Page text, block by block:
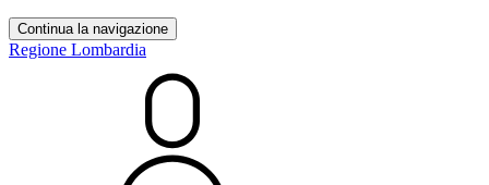
Continua la navigazione
Regione Lombardia